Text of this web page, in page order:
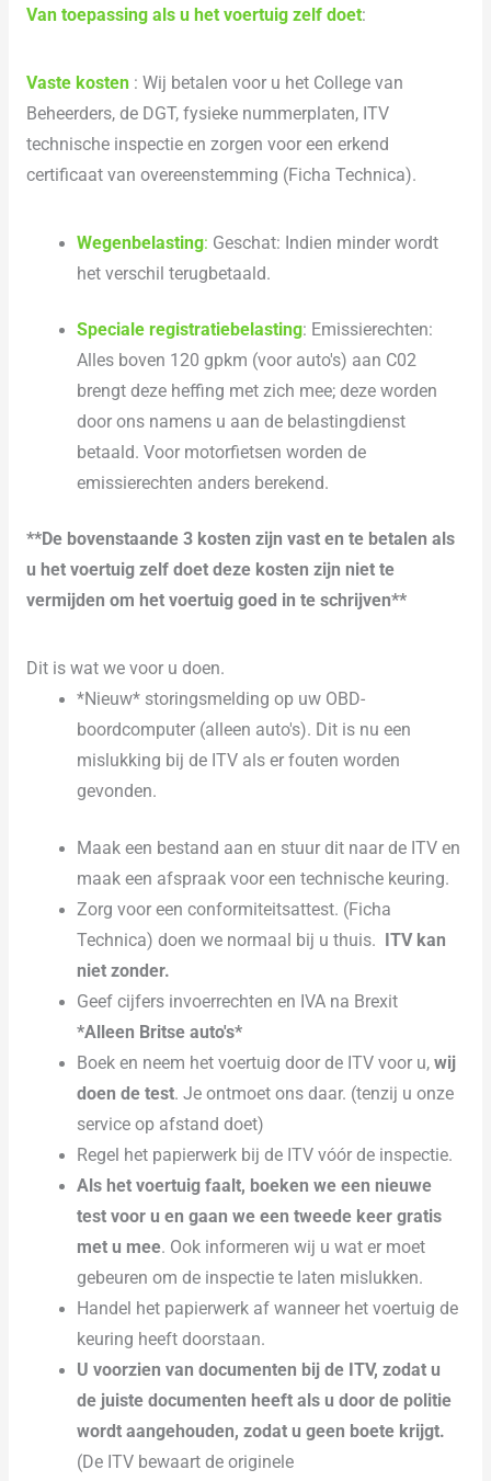
Van toepassing als u het voertuig zelf doet:
Vaste kosten: Wij betalen voor u het College van
Beheerders, de DGT, fysieke nummerplaten, ITV
technische inspectie en zorgen voor een erkend
certificaat van overeenstemming (Ficha Technica).
Wegenbelasting: Geschat: Indien minder wordt
het verschil terugbetaald.
Speciale registratiebelasting: Emissierechten:
Alles boven 120 gpkm (voor auto's) aan C02
brengt deze heffing met zich mee; deze worden
door ons namens u aan de belastingdienst
betaald. Voor motorfietsen worden de
emissierechten anders berekend.
**De bovenstaande 3 kosten zijn vast en te betalen als
u het voertuig zelf doet deze kosten zijn niet te
vermijden om het voertuig goed in te schrijven**
Dit is wat we voor u doen.
*Nieuw* storingsmelding op uw OBD-
boordcomputer (alleen auto's). Dit is nu een
mislukking bij de ITV als er fouten worden
gevonden.
Maak een bestand aan en stuur dit naar de ITV en
maak een afspraak voor een technische keuring.
Zorg voor een conformiteitsattest. (Ficha
Technica) doen we normaal bij u thuis.
ITV kan
niet zonder.
Geef cijfers invoerrechten en IVA na Brexit
*Alleen Britse auto's*
Boek en neem het voertuig door de ITV voor u,wij
doen de test. Je ontmoet ons daar. (tenzij u onze
service op afstand doet)
Regel het papierwerk bij de ITV vóór de inspectie.
Als het voertuig faalt, boeken we een nieuwe
test voor u en gaan we een tweede keer gratis
met u mee. Ook informeren wij u wat er moet
gebeuren om de inspectie te laten mislukken.
Handel het papierwerk af wanneer het voertuig de
keuring heeft doorstaan.
U voorzien van documenten bij de ITV, zodat u
de juiste documenten heeft als u door de politie
wordt aangehouden, zodat u geen boete krijgt.
(De ITV bewaart de originele